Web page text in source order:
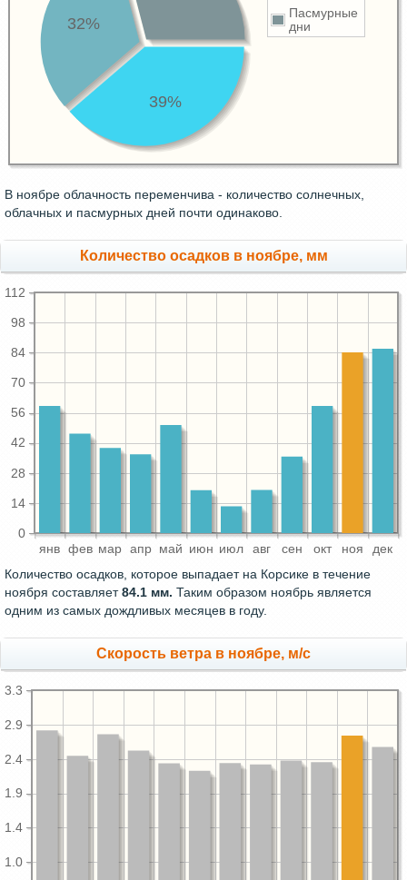
Пасмурные
дни
39%
32%
В ноябре облачность переменчива - количество солнечных,
облачных и пасмурных дней почти одинаково.
Количество осадков в ноябре, мм
янв фев мар апр май июн июл авг сен окт ноя дек
0
14
28
42
56
70
84
98
112
Количество осадков, которое выпадает на Корсике в течение
ноября составляет84.1 мм. Таким образом ноябрь является
одним из самых дождливых месяцев в году.
Скорость ветра в ноябре, м/с
1.0
1.4
1.9
2.4
2.9
3.3